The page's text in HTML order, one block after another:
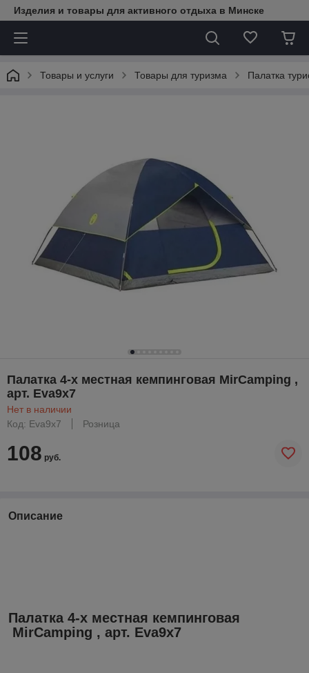
Изделия и товары для активного отдыха в Минске
Товары и услуги Товары для туризма Палатка
Палатка 4-х местная кемпинговая MirCamping ,
арт. Eva9x7
Нет в наличии
Код: Eva9x7
Розница
108 руб.
Описание
Палатка 4-х местная кемпинговая
MirCamping , арт. Eva9x7